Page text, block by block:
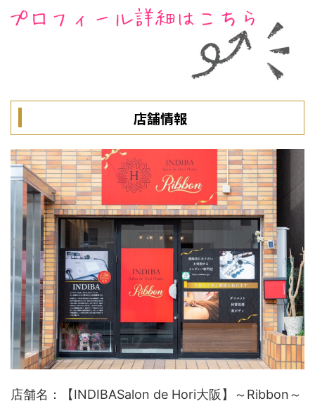
店舗情報
店舗名：【INDIBASalon de Hori大阪】～Ribbon～